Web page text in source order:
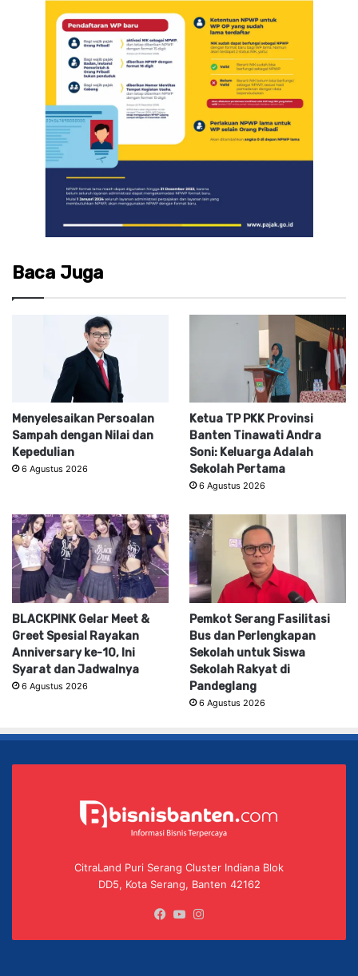
Baca Juga
Menyelesaikan Persoalan
Sampah dengan Nilai dan
Kepedulian
6 Agustus 2026
Ketua TP PKK Provinsi
Banten Tinawati Andra
Soni: Keluarga Adalah
Sekolah Pertama
6 Agustus 2026
BLACKPINK Gelar Meet &
Greet Spesial Rayakan
Anniversary ke-10, Ini
Syarat dan Jadwalnya
6 Agustus 2026
Pemkot Serang Fasilitasi
Bus dan Perlengkapan
Sekolah untuk Siswa
Sekolah Rakyat di
Pandeglang
6 Agustus 2026
CitraLand Puri Serang Cluster Indiana Blok
DD5, Kota Serang, Banten 42162
Facebook
YouTube